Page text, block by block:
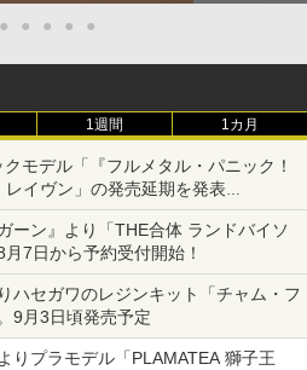
● ● ● ● ●
1週間 1カ月
モデル「『フルメタル・パニック！
イヴン」の発売延期を発表
ーン』より「THE合体 ランドバイソ
7日から予約受付開始！
ハセガワのレジンキット「チャム・フ
9月3日頃発売予定
りプラモデル「PLAMATEA 獅子王